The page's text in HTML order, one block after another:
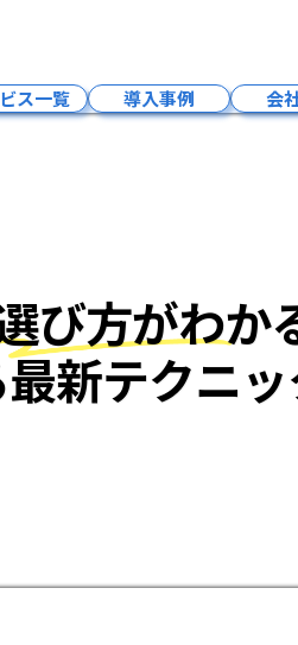
ス一覧
対策
制作
ステム
導入事例 会
び方がわか
新テクニ